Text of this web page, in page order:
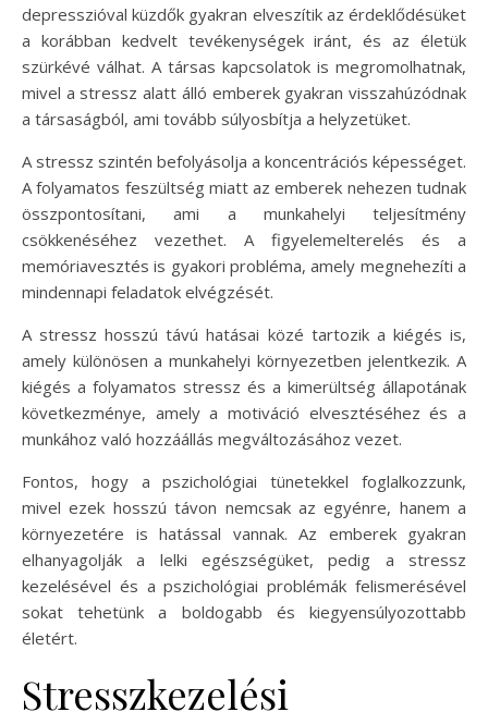
depresszióval küzdők gyakran elveszítik az érdeklődésüket
a korábban kedvelt tevékenységek iránt, és az életük
szürkévé válhat. A társas kapcsolatok is megromolhatnak,
mivel a stressz alatt álló emberek gyakran visszahúzódnak
a társaságból, ami tovább súlyosbítja a helyzetüket.
A stressz szintén befolyásolja a koncentrációs képességet.
A folyamatos feszültség miatt az emberek nehezen tudnak
összpontosítani, ami a munkahelyi teljesítmény
csökkenéséhez vezethet. A figyelemelterelés és a
memóriavesztés is gyakori probléma, amely megnehezíti a
mindennapi feladatok elvégzését.
A stressz hosszú távú hatásai közé tartozik a kiégés is,
amely különösen a munkahelyi környezetben jelentkezik. A
kiégés a folyamatos stressz és a kimerültség állapotának
következménye, amely a motiváció elvesztéséhez és a
munkához való hozzáállás megváltozásához vezet.
Fontos, hogy a pszichológiai tünetekkel foglalkozzunk,
mivel ezek hosszú távon nemcsak az egyénre, hanem a
környezetére is hatással vannak. Az emberek gyakran
elhanyagolják a lelki egészségüket, pedig a stressz
kezelésével és a pszichológiai problémák felismerésével
sokat tehetünk a boldogabb és kiegyensúlyozottabb
életért.
Stresszkezelési